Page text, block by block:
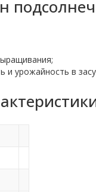
и урожайность в